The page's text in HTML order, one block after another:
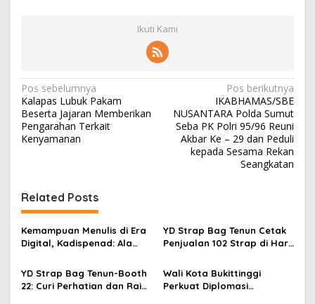
Ikuti Kami
N
a
v
i
a
s
i
p
o
s
Pos sebelumnya
Kalapas Lubuk Pakam
Beserta Jajaran Memberikan
Pengarahan Terkait
Kenyamanan
Pos berikutnya
IKABHAMAS/SBE
NUSANTARA Polda Sumut
Seba PK Polri 95/96 Reuni
Akbar Ke – 29 dan Peduli
kepada Sesama Rekan
Seangkatan
Related Posts
Kemampuan Menulis di Era
Digital, Kadispenad: Ala
YD Strap Bag Tenun Cetak
Penjualan 102 Strap di Hari
2026, Bukti Wastra
Nusantara Kian Digemari
YD Strap Bag Tenun-Booth
22: Curi Perhatian dan Raih
Wali Kota Bukittinggi
Perkuat Diplomasi